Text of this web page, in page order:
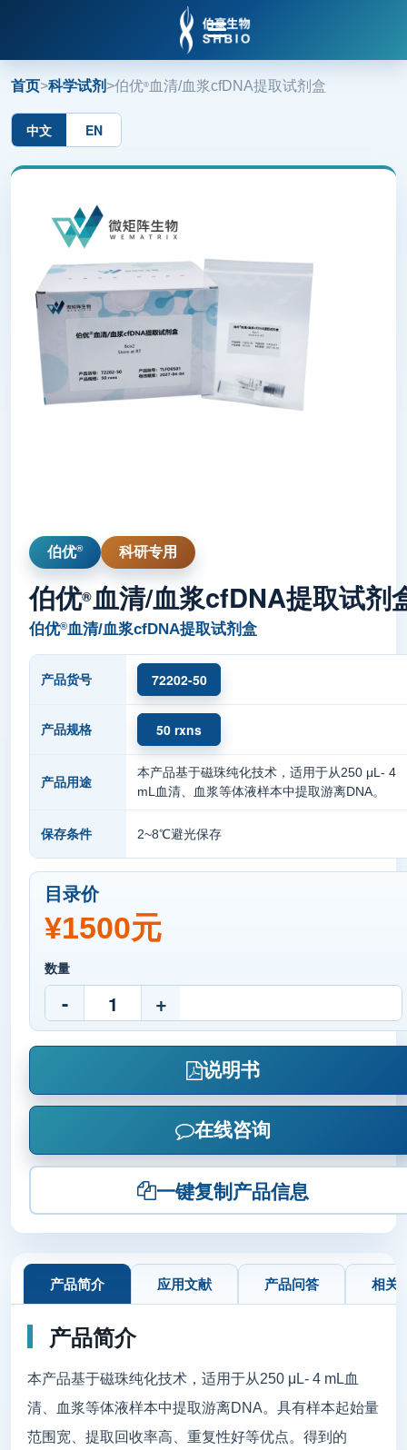

首页>科学试剂>伯优® 血清/血浆cfDNA提取试剂盒
中文 EN
伯优® 科研专用
伯优®血清/血浆cfDNA提取试剂
伯优®血清/血浆cfDNA提取试剂盒
产品货号 72202-50
产品规格 50 rxns
产品用途
本产品基于磁珠纯化技术，适用于从250 μL- 4
mL血清、血浆等体液样本中提取游离DNA。
保存条件 2~8℃避光保存
目录价
¥1500元
数量
- +
说明书
在线咨询
一键复制产品信息
产品简介 应用文献 产品问答 相关
产品简介
本产品基于磁珠纯化技术，适用于从250 μL- 4 mL血
清、血浆等体液样本中提取游离DNA。具有样本起始量
范围宽、提取回收率高、重复性好等优点。得到的